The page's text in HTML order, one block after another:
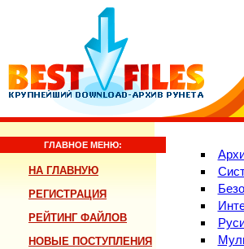
ГЛАВНОЕ МЕНЮ:
НА ГЛАВНУЮ
РЕГИСТРАЦИЯ
РЕЙТИНГ ФАЙЛОВ
НОВЫЕ ПОСТУПЛЕНИЯ